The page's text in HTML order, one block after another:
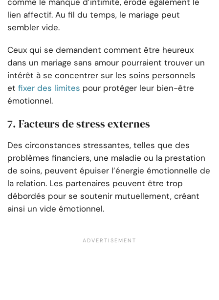
lien affectif. Au fil du temps, le mariage peut
sembler vide.
Ceux qui se demandent comment être heureux
dans un mariage sans amour pourraient trouver un
intérêt à se concentrer sur les soins personnels
et fixer des limites pour protéger leur bien-être
émotionnel.
7. Facteurs de stress externes
Des circonstances stressantes, telles que des
problèmes financiers, une maladie ou la prestation
de soins, peuvent épuiser l’énergie émotionnelle de
la relation. Les partenaires peuvent être trop
débordés pour se soutenir mutuellement, créant
ainsi un vide émotionnel.